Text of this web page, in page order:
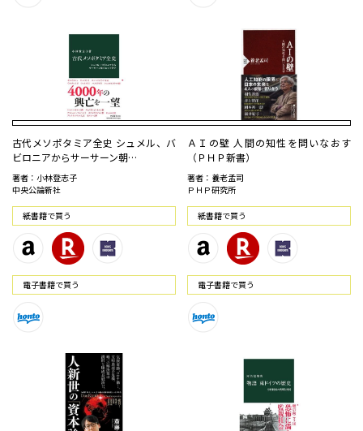
古代メソポタミア全史 シュメル、バ
ビロニアからサーサーン朝…
著者：小林登志子
中央公論新社
紙書籍で買う
電⼦書籍で買う
ＡＩの壁 人間の知性を問いなおす
（ＰＨＰ新書）
著者：養老孟司
ＰＨＰ研究所
紙書籍で買う
電⼦書籍で買う